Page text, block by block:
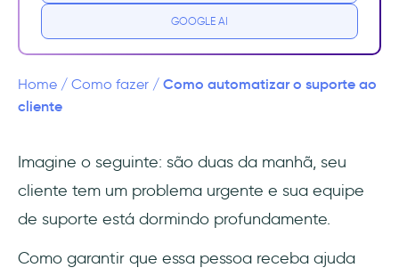
A importância da IA para o suporte ao
Elementos necessários para a automação
1- Elementos de comunicação
2- Elementos operacionais
3- Elementos analíticos
GOOGLE AI
Home / Como fazer / Como automatizar o suporte ao
cliente
Imagine o seguinte: são duas da manhã, seu
cliente tem um problema urgente e sua equipe
de suporte está dormindo profundamente.
Como garantir que essa pessoa receba ajuda